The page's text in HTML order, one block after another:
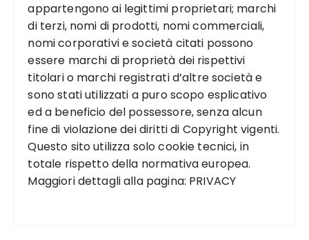
appartengono ai legittimi proprietari; marchi
di terzi, nomi di prodotti, nomi commerciali,
nomi corporativi e società citati possono
essere marchi di proprietà dei rispettivi
titolari o marchi registrati d’altre società e
sono stati utilizzati a puro scopo esplicativo
ed a beneficio del possessore, senza alcun
fine di violazione dei diritti di Copyright vigenti.
Questo sito utilizza solo cookie tecnici, in
totale rispetto della normativa europea.
Maggiori dettagli alla pagina: PRIVACY